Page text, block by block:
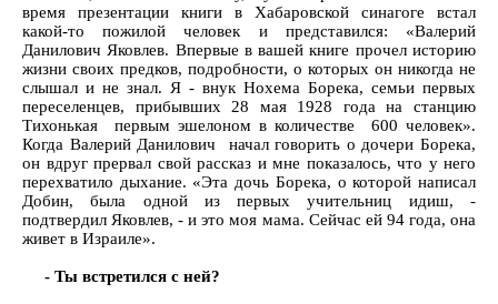
время презентации книги в Хабаровской синагоге встал
какой-то пожилой человек и представился: «Валерий
Данилович Яковлев. Впервые в вашей книге прочел историю
жизни своих предков, подробности, о которых он никогда не
слышал и не знал. Я - внук Нохема Борека, семьи первых
переселенцев, прибывших 28 мая 1928 года на станцию
Тихонькая первым эшелоном в количестве 600 человек».
Когда Валерий Данилович начал говорить о дочери Борека,
он вдруг прервал свой рассказ и мне показалось, что у него
перехватило дыхание. «Эта дочь Борека, о которой написал
Добин, была одной из первых учительниц идиш, -
подтвердил Яковлев, - и это моя мама. Сейчас ей 94 года, она
живет в Израиле».
- Ты встретился с ней?